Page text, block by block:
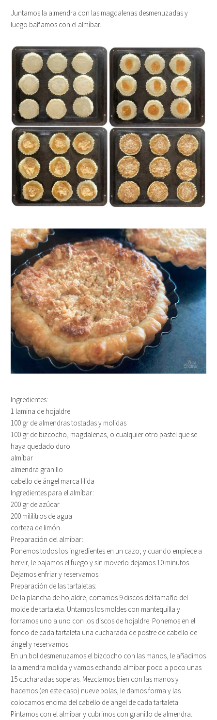
Juntamos la almendra con las magdalenas desmenuzadas y
luego bañamos con el almíbar.
Ingredientes:
1 lamina de hojaldre
100 gr de almendras tostadas y molidas
100 gr de bizcocho, magdalenas, o cualquier otro pastel que se
haya quedado duro
almíbar
almendra granillo
cabello de ángel marca Hida
Ingredientes para el almíbar:
200 gr de azúcar
200 mililitros de agua
corteza de limón
Preparación del almíbar:
Ponemos todos los ingredientes en un cazo, y cuando empiece a
hervir, le bajamos el fuego y sin moverlo dejamos 10 minutos.
Dejamos enfriar y reservamos.
Preparación de las tartaletas:
De la plancha de hojaldre, cortamos 9 discos del tamaño del
molde de tartaleta. Untamos los moldes con mantequilla y
forramos uno a uno con los discos de hojaldre. Ponemos en el
fondo de cada tartaleta una cucharada de postre de cabello de
ángel y reservamos.
En un bol desmenuzamos el bizcocho con las manos, le añadimos
la almendra molida y vamos echando almíbar poco a poco unas
15 cucharadas soperas. Mezclamos bien con las manos y
hacemos (en este caso) nueve bolas, le damos forma y las
colocamos encima del cabello de angel de cada tartaleta.
Pintamos con el almíbar y cubrimos con granillo de almendra.